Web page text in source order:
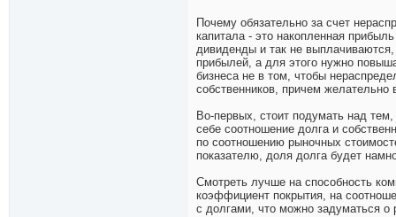
Почему обязательно за счет
капитала - это накопленная
дивиденды и так не
прибылей, а для этого нужно
бизнеса не в том, чтобы
собственников, причем желательно
Во-первых, стоит подумать над
себе соотношение долга и
по соотношению рыночных
показателю, доля долга будет
Смотреть лучше на способность
коэффициент покрытия, на
с долгами, что можно задуматься о